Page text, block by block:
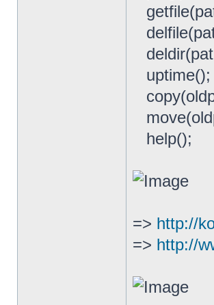
uptime();
help();
=> http://
=> http://